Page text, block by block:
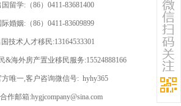
国留学:（86）0411-83681400
际婚姻:（86）0411-83609899
技术人才移民:13164533301
&海外房产置业移民服务:15524888166
方唯一,客户咨询微信号: hyhy365
作邮箱:hygjcompany@sina.com